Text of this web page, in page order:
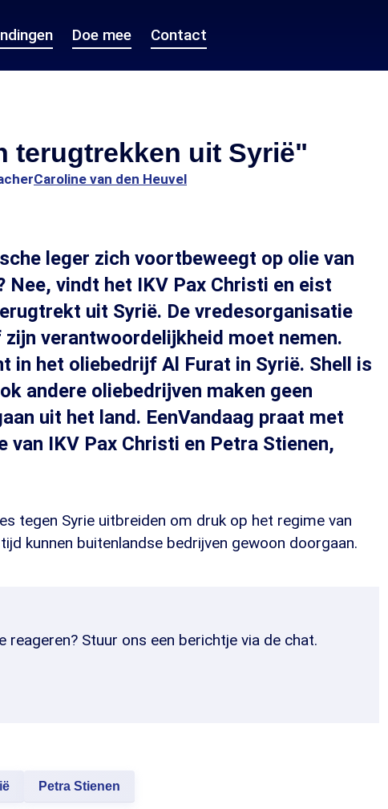
Doe mee Contact
terugtrekken uit Syrië"
Caroline van den Heuvel
leger zich voortbeweegt op olie van
Nee, vindt het IKV Pax Christi en eist
uit Syrië. De vredesorganisatie
verantwoordelijkheid moet nemen.
in het oliebedrijf Al Furat in Syrië. Shell is
andere oliebedrijven maken geen
uit het land. EenVandaag praat met
van IKV Pax Christi en Petra Stienen,
tegen Syrie uitbreiden om druk op het regime van
kunnen buitenlandse bedrijven gewoon doorgaan.
reageren? Stuur ons een berichtje via de chat.
Petra Stienen